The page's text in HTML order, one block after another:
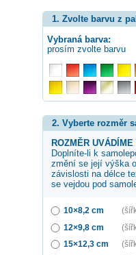
1. Zvolte barvu z
Vybraná barva:
prosím zvolte barvu
2. Vyberte rozměr
ROZMĚR
Doplníte-li k
změní se její výška
závislosti na délce
se vejdou pod
10×8,2 cm
12×9,8 cm
15×12,3 cm